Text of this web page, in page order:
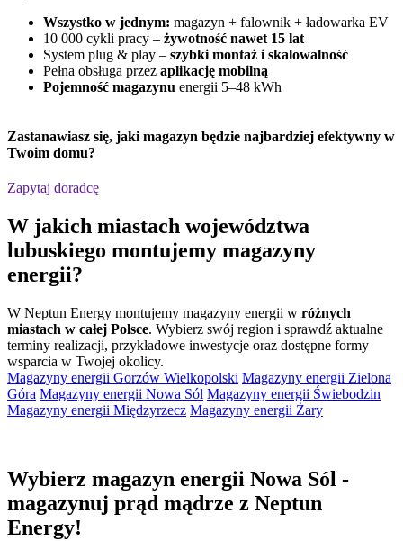
Wszystko w jednym: magazyn + falownik + ładowarka EV
10 000 cykli pracy – żywotność nawet 15 lat
System plug & play – szybki montaż i skalowalność
Pełna obsługa przez aplikację mobilną
Pojemność magazynu energii 5–48 kWh
Zastanawiasz się, jaki magazyn będzie najbardziej efektywny w
Twoim domu?
Zapytaj doradcę
W jakich miastach województwa
lubuskiego montujemy magazyny
energii?
W Neptun Energy montujemy magazyny energii w różnych
miastach w całej Polsce. Wybierz swój region i sprawdź aktualne
terminy realizacji, przykładowe inwestycje oraz dostępne formy
wsparcia w Twojej okolicy.
Magazyny energii Gorzów Wielkopolski Magazyny energii Zielona
Góra Magazyny energii Nowa Sól Magazyny energii Świebodzin
Magazyny energii Międzyrzecz Magazyny energii Żary
Wybierz magazyn energii Nowa Sól -
magazynuj prąd mądrze z Neptun
Energy!